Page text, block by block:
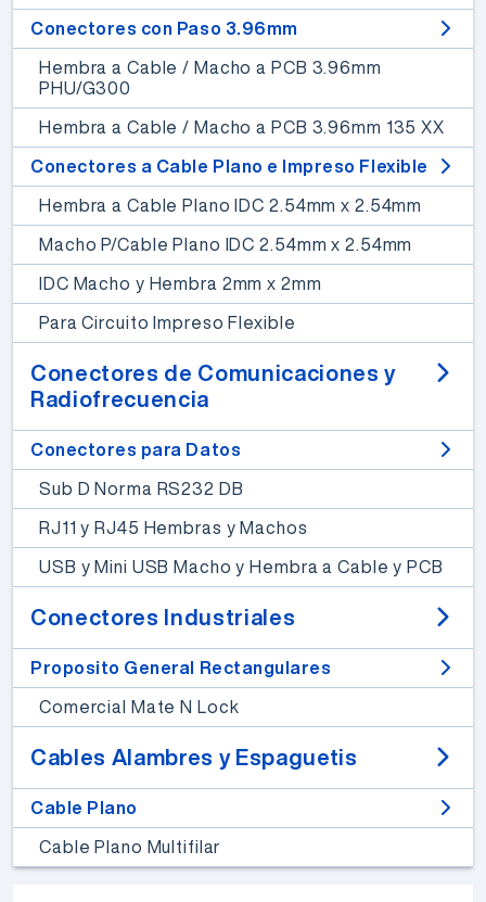
Conectores con Paso 3.96mm
Hembra a Cable / Macho a PCB 3.96mm
PHU/G300
Hembra a Cable / Macho a PCB 3.96mm 135 XX
Conectores a Cable Plano e Impreso Flexible
Hembra a Cable Plano IDC 2.54mm x 2.54mm
Macho P/Cable Plano IDC 2.54mm x 2.54mm
IDC Macho y Hembra 2mm x 2mm
Para Circuito Impreso Flexible
Conectores de Comunicaciones y
Radiofrecuencia
Conectores para Datos
Sub D Norma RS232 DB
RJ11 y RJ45 Hembras y Machos
USB y Mini USB Macho y Hembra a Cable y PCB
Conectores Industriales
Proposito General Rectangulares
Comercial Mate N Lock
Cables Alambres y Espaguetis
Cable Plano
Cable Plano Multifilar